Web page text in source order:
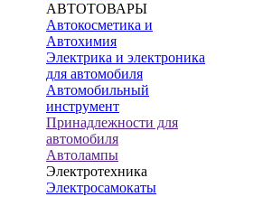
АВТОТОВАРЫ
Автокосметика и
Автохимия
Электрика и электроника
для автомобиля
Автомобильный
инструмент
Принадлежности для
автомобиля
Автолампы
Электротехника
Электросамокаты